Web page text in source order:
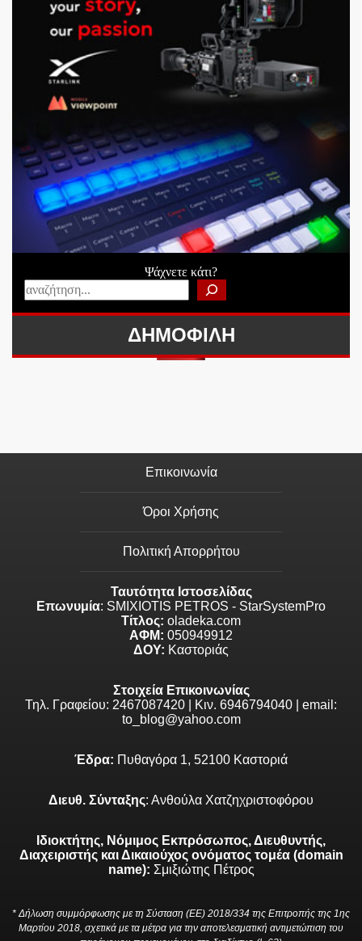
Ψάχνετε κάτι?
ΔΗΜΟΦΙΛΗ
Επικοινωνία
Όροι Χρήσης
Πολιτική Απορρήτου
Ταυτότητα Ιστοσελίδας
Επωνυμία: SMIXIOTIS PETROS - StarSystemPro
Τίτλος: oladeka.com
ΑΦΜ: 050949912
ΔΟΥ: Καστοριάς
Στοιχεία Επικοινωνίας
Τηλ. Γραφείου: 2467087420 | Κιν. 6946794040 | email:
to_blog@yahoo.com
Έδρα: Πυθαγόρα 1, 52100 Καστοριά
Διευθ. Σύνταξης: Ανθούλα Χατζηχριστοφόρου
Ιδιοκτήτης, Νόμιμος Εκπρόσωπος, Διευθυντής,
Διαχειριστής και Δικαιούχος ονόματος τομέα (domain
name): Σμιξιώτης Πέτρος
* Δήλωση συμμόρφωσης με τη Σύσταση (ΕΕ) 2018/334 της Επιτροπής της 1ης
Μαρτίου 2018, σχετικά με τα μέτρα για την αποτελεσματική αντιμετώπιση του